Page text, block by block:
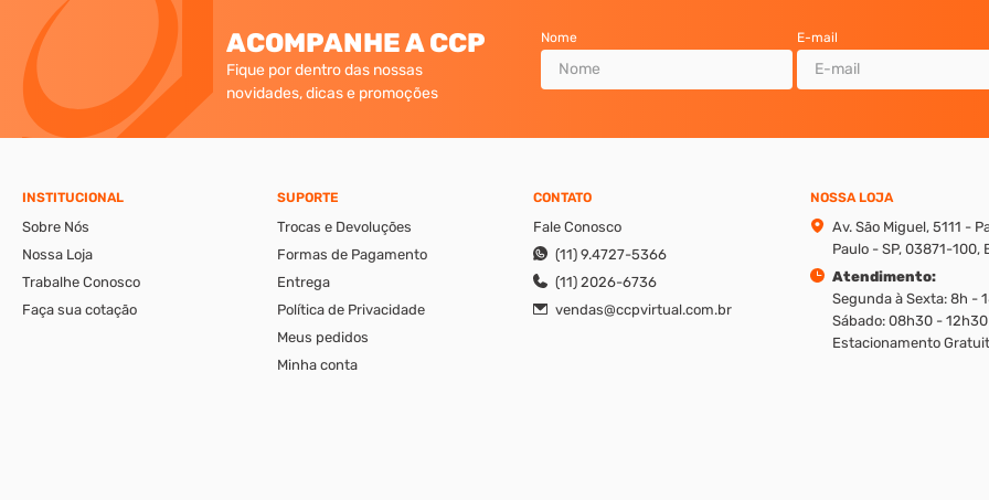
ACOMPANHE A CCP
Fique por dentro das nossas
novidades, dicas e promoções
Nome E-mail
INSTITUCIONAL
Sobre Nós
Nossa Loja
Trabalhe Conosco
Faça sua cotação
SUPORTE
Trocas e Devoluções
Formas de Pagamento
Entrega
Política de Privacidade
Meus pedidos
Minha conta
CONTATO
Fale Conosco
(11) 9.4727-5366
(11) 2026-6736
vendas@ccpvirtual.com.br
NOSSA LOJA
Av. São Miguel, 5111 -
Paulo - SP, 03871-100,
Atendimento:
Segunda à Sexta: 8h -
Sábado: 08h30 - 12h30
Estacionamento